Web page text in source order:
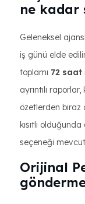
ne kadar
Geleneksel
iş günü elde
toplamı 72 saat
ayrıntılı
özetlerden biraz
kısıtlı
seçeneği
Orijinal